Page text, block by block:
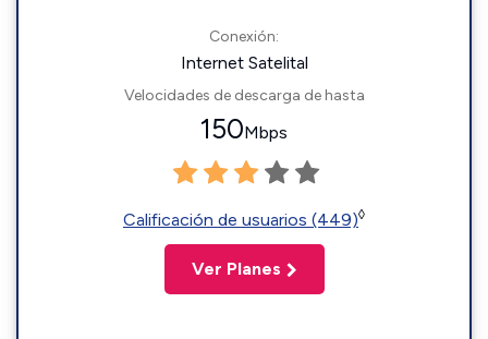
Conexión:
Internet Satelital
Velocidades de descarga de hasta
150Mbps
Calificación de usuarios (449)◊
Ver Planes